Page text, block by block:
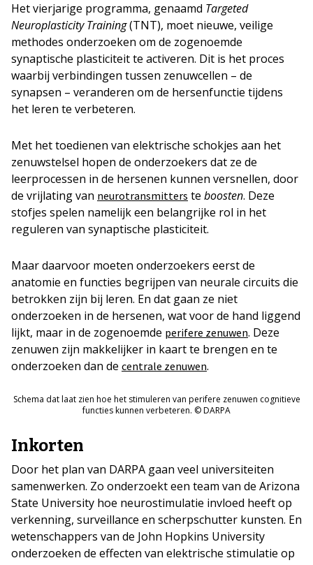
Het vierjarige programma, genaamd Targeted
Neuroplasticity Training(TNT), moet nieuwe, veilige
methodes onderzoeken om de zogenoemde
synaptische plasticiteit te activeren. Dit is het proces
waarbij verbindingen tussen zenuwcellen – de
synapsen – veranderen om de hersenfunctie tijdens
het leren te verbeteren.
Met het toedienen van elektrische schokjes aan het
zenuwstelsel hopen de onderzoekers dat ze de
leerprocessen in de hersenen kunnen versnellen, door
de vrijlating van neurotransmitters te boosten. Deze
stofjes spelen namelijk een belangrijke rol in het
reguleren van synaptische plasticiteit.
Maar daarvoor moeten onderzoekers eerst de
anatomie en functies begrijpen van neurale circuits die
betrokken zijn bij leren. En dat gaan ze niet
onderzoeken in de hersenen, wat voor de hand liggend
lijkt, maar in de zogenoemde perifere zenuwen. Deze
zenuwen zijn makkelijker in kaart te brengen en te
onderzoeken dan de centrale zenuwen.
Schema dat laat zien hoe het stimuleren van perifere zenuwen cognitieve
functies kunnen verbeteren. © DARPA
Inkorten
Door het plan van DARPA gaan veel universiteiten
samenwerken. Zo onderzoekt een team van de Arizona
State University hoe neurostimulatie invloed heeft op
verkenning, surveillance en scherpschutter kunsten. En
wetenschappers van de John Hopkins University
onderzoeken de effecten van elektrische stimulatie op